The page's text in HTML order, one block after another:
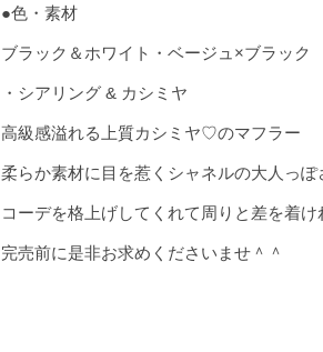
●色・素材
ブラック＆ホワイト・ベージュ×ブラッ
・シアリング & カシミヤ
高級感溢れる上質カシミヤ♡のマフラー
柔らか素材に目を惹くシャネルの大人っ
コーデを格上げしてくれて周りと差を着
完売前に是非お求めくださいませ＾＾